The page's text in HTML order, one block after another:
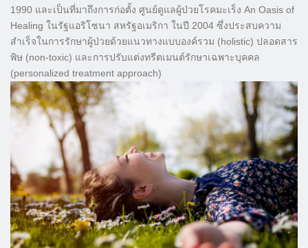
1990 และเป็นที่มาถึงการก่อตั้ง ศูนย์ดูแลผู้ป่วยโรคมะเร็ง An Oasis of
Healing ในรัฐแอริโซนา สหรัฐอเมริกา ในปี 2004 ซึ่งประสบความ
สำเร็จในการรักษาผู้ป่วยด้วยแนวทางแบบองค์รวม (holistic) ปลอดสาร
พิษ (non-toxic) และการปรับแต่งทรีตเมนต์รักษาเฉพาะบุคคล
(personalized treatment approach)